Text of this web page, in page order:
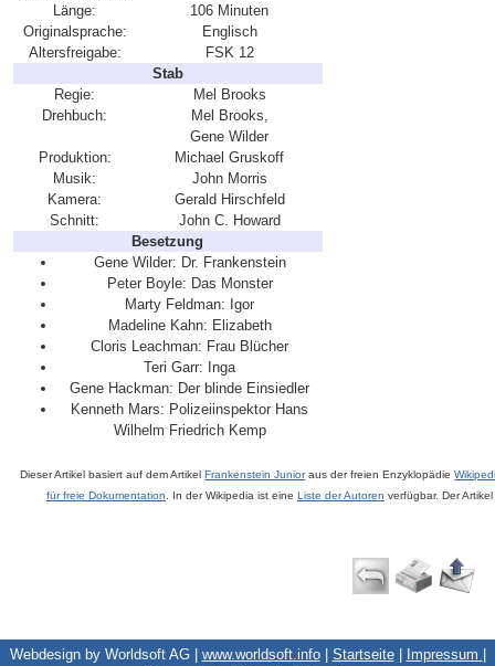
Länge:
106 Minuten
Originalsprache:
Englisch
Altersfreigabe:
FSK 12
Stab
Regie:
Mel Brooks
Drehbuch:
Mel Brooks,
Gene Wilder
Produktion:
Michael Gruskoff
Musik:
John Morris
Kamera:
Gerald Hirschfeld
Schnitt:
John C. Howard
Besetzung
Gene Wilder: Dr. Frankenstein
Peter Boyle: Das Monster
Marty Feldman: Igor
Madeline Kahn: Elizabeth
Cloris Leachman: Frau Blücher
Teri Garr: Inga
Gene Hackman: Der blinde Einsiedler
Kenneth Mars: Polizeiinspektor Hans
Wilhelm Friedrich Kemp
Dieser Artikel basiert auf dem ArtikelFrankenstein Junioraus der freien Enzyklopädie
für freie Dokumentation. In der Wikipedia ist eine Liste der Autoren verfügbar. Der
Webdesign by Worldsoft AG | www.worldsoft.info| Startseite| Impressum